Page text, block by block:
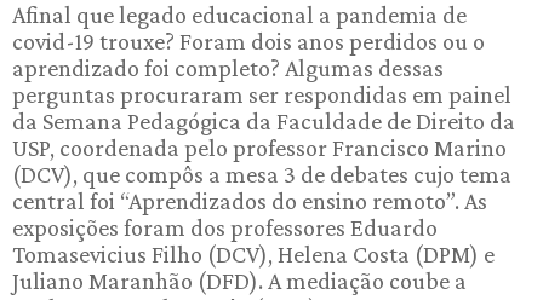
Afinal que legado educacional a pandemia de
covid-19 trouxe? Foram dois anos perdidos ou o
aprendizado foi completo? Algumas dessas
perguntas procuraram ser respondidas em painel
da Semana Pedagógica da Faculdade de Direito da
USP, coordenada pelo professor Francisco Marino
(DCV), que compôs a mesa 3 de debates cujo tema
central foi “Aprendizados do ensino remoto”. As
exposições foram dos professores Eduardo
Tomasevicius Filho (DCV), Helena Costa (DPM) e
Juliano Maranhão (DFD). A mediação coube a